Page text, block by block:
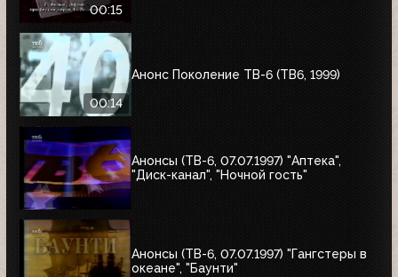
00:15
00:14
Анонс Поколение ТВ-6 (ТВ6, 1999)
Анонсы (ТВ-6, 07.07.1997) "Аптека",
"Диск-канал", "Ночной гость"
Анонсы (ТВ-6, 07.07.1997) "Гангстеры в
океане", "Баунти"